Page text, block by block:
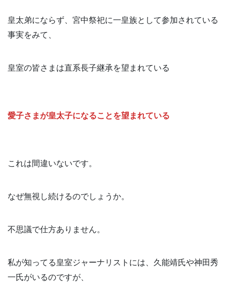
皇太弟にならず、宮中祭祀に一皇族として参加されている
事実をみて、
皇室の皆さまは直系長子継承を望まれている
愛子さまが皇太子になることを望まれている
これは間違いないです。
なぜ無視し続けるのでしょうか。
不思議で仕方ありません。
私が知ってる皇室ジャーナリストには、久能靖氏や神田秀
一氏がいるのですが、